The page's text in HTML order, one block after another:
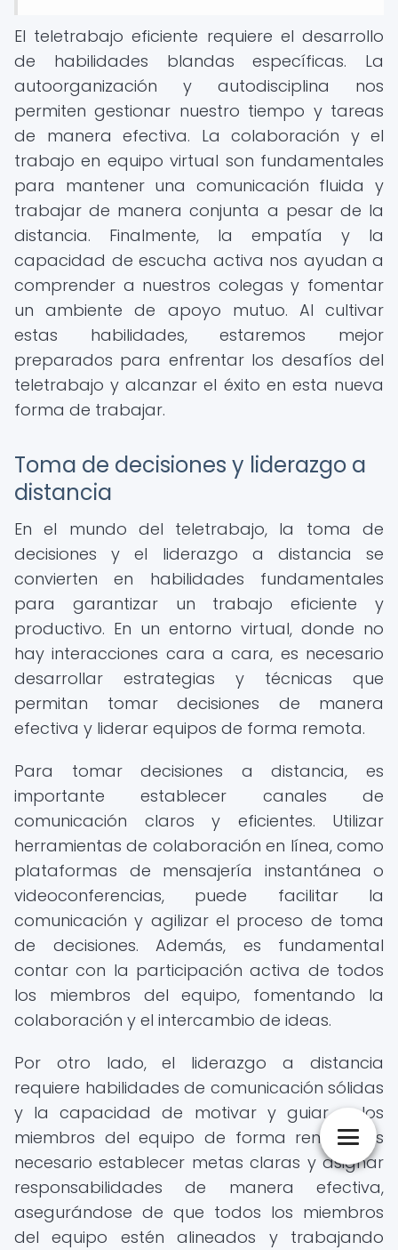
El teletrabajo eficiente requiere el desarrollo
de habilidades blandas específicas. La
autoorganización y autodisciplina nos
permiten gestionar nuestro tiempo y tareas
de manera efectiva. La colaboración y el
trabajo en equipo virtual son fundamentales
para mantener una comunicación fluida y
trabajar de manera conjunta a pesar de la
distancia. Finalmente, la empatía y la
capacidad de escucha activa nos ayudan a
comprender a nuestros colegas y fomentar
un ambiente de apoyo mutuo. Al cultivar
estas habilidades, estaremos mejor
preparados para enfrentar los desafíos del
teletrabajo y alcanzar el éxito en esta nueva
forma de trabajar.
Toma de decisiones y liderazgo a
distancia
En el mundo del teletrabajo, la toma de
decisiones y el liderazgo a distancia se
convierten en habilidades fundamentales
para garantizar un trabajo eficiente y
productivo. En un entorno virtual, donde no
hay interacciones cara a cara, es necesario
desarrollar estrategias y técnicas que
permitan tomar decisiones de manera
efectiva y liderar equipos de forma remota.
Para tomar decisiones a distancia, es
importante establecer canales de
comunicación claros y eficientes. Utilizar
herramientas de colaboración en línea, como
plataformas de mensajería instantánea o
videoconferencias, puede facilitar la
comunicación y agilizar el proceso de toma
de decisiones. Además, es fundamental
contar con la participación activa de todos
los miembros del equipo, fomentando la
colaboración y el intercambio de ideas.
Por otro lado, el liderazgo a distancia
requiere habilidades de comunicación sólidas
y la capacidad de motivar y guiar a los
miembros del equipo de forma remota. Es
necesario establecer metas claras y asignar
responsabilidades de manera efectiva,
asegurándose de que todos los miembros
del equipo estén alineados y trabajando